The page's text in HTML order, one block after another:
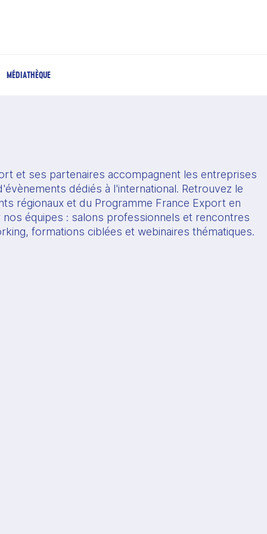
MÉDIATHÈQUE
et ses partenaires accompagnent les entreprises
dédiés à l'international. Retrouvez le
régionaux et du Programme France Export en
équipes : salons professionnels et rencontres
formations ciblées et webinaires thématiques.